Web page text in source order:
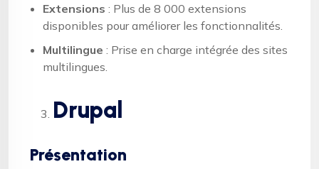
Extensions : Plus de 8 000 extensions
disponibles pour améliorer les fonctionnalités.
Multilingue : Prise en charge intégrée des sites
multilingues.
Drupal
Présentation